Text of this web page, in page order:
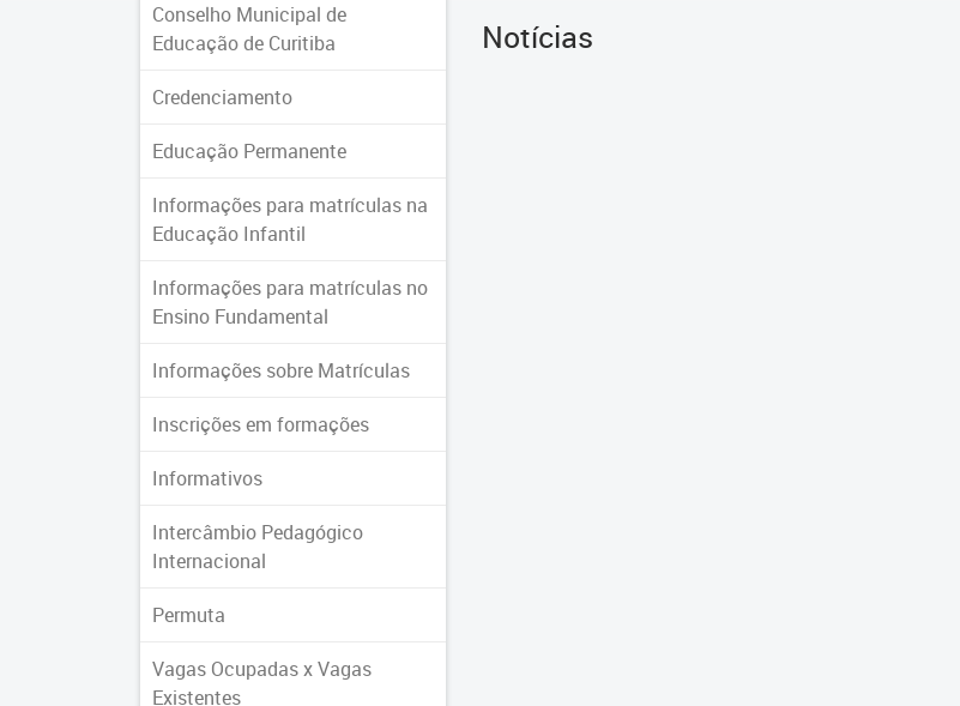
Conselho Municipal de
Educação de Curitiba
Credenciamento
Educação Permanente
Informações para matrículas na
Educação Infantil
Informações para matrículas no
Ensino Fundamental
Informações sobre Matrículas
Inscrições em formações
Informativos
Intercâmbio Pedagógico
Internacional
Permuta
Vagas Ocupadas x Vagas
Existentes
Notícias